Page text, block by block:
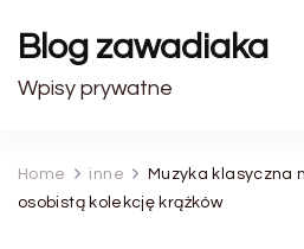
Blog zawadiaka
Wpisy prywatne
Home inne
Muzyka klasyczna
osobistą kolekcję krążków